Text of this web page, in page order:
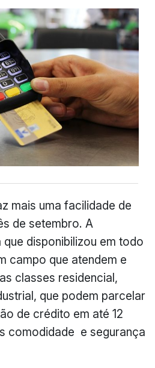
mais uma facilidade de
de setembro. A
disponibilizou em todo
campo que atendem e
classes residencial,
que podem parcelar
de crédito em até 12
comodidade e segurança